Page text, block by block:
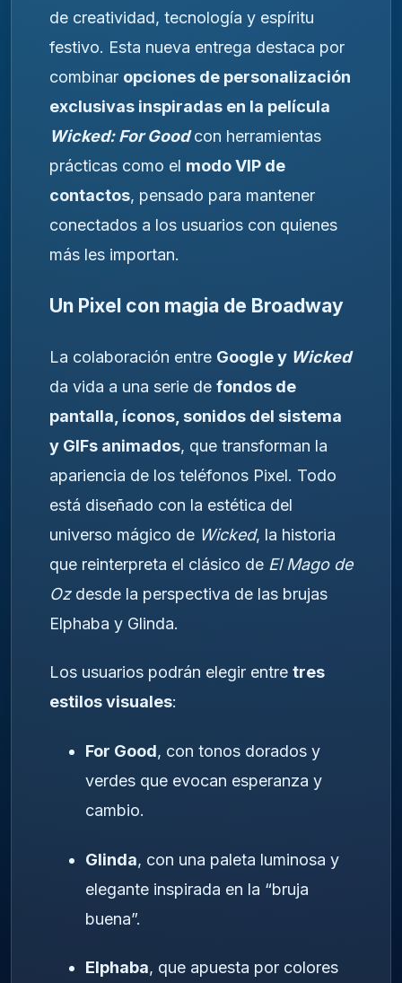
de creatividad, tecnología y espíritu
festivo. Esta nueva entrega destaca por
combinar opciones de personalización
exclusivas inspiradas en la película
Wicked: For Goodcon herramientas
prácticas como el modo VIP de
contactos, pensado para mantener
conectados a los usuarios con quienes
más les importan.
Un Pixel con magia de Broadway
La colaboración entre Google y Wicked
da vida a una serie de fondos de
pantalla, íconos, sonidos del sistema
y GIFs animados, que transforman la
apariencia de los teléfonos Pixel. Todo
está diseñado con la estética del
universo mágico de Wicked, la historia
que reinterpreta el clásico de El Mago de
Ozdesde la perspectiva de las brujas
Elphaba y Glinda.
Los usuarios podrán elegir entre tres
estilos visuales:
For Good, con tonos dorados y
verdes que evocan esperanza y
cambio.
Glinda, con una paleta luminosa y
elegante inspirada en la “bruja
buena”.
Elphaba, que apuesta por colores